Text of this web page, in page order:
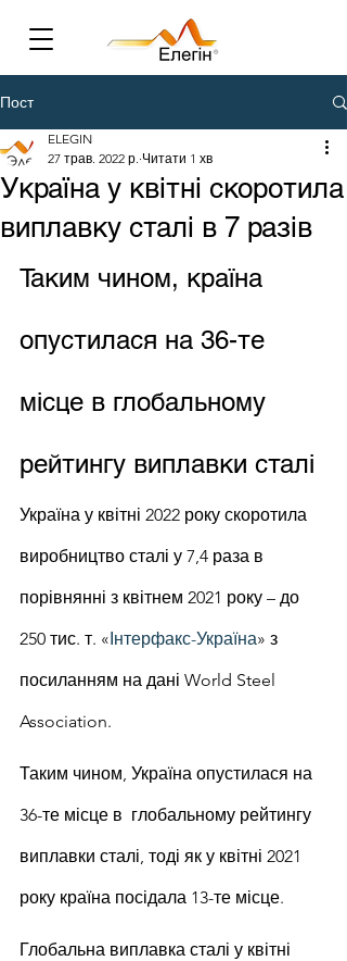
Пост
Україна у квітні скоротила
виплавку сталі в 7 разів
ELEGIN
27 трав. 2022 р. Читати 1 хв
Таким чином, країна
опустилася на 36-те
місце в глобальному
рейтингу виплавки сталі
Україна у квітні 2022 року скоротила
виробництво сталі у 7,4 раза в
порівнянні з квітнем 2021 року – до
250 тис. т. «Інтерфакс-Україна» з
посиланням на дані World Steel
Association.
Таким чином, Україна опустилася на
36-те місце в  глобальному рейтингу
виплавки сталі, тоді як у квітні 2021
року країна посідала 13-те місце.
Глобальна виплавка сталі у квітні